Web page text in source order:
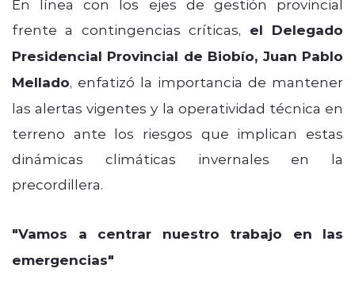
En línea con los ejes de gestión provincial
frente a contingencias críticas, el Delegado
Presidencial Provincial de Biobío, Juan Pablo
Mellado, enfatizó la importancia de mantener
las alertas vigentes y la operatividad técnica en
terreno ante los riesgos que implican estas
dinámicas climáticas invernales en la
precordillera.
"Vamos a centrar nuestro trabajo en las
emergencias"